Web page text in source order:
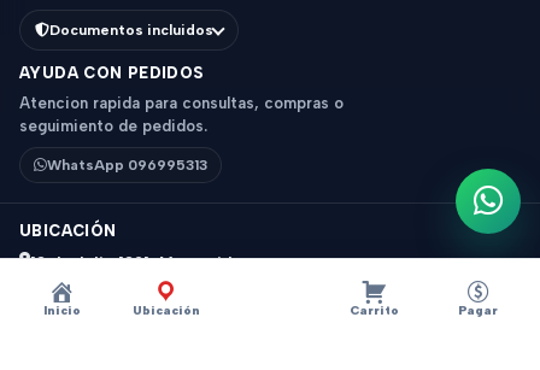
Inicio Ubicación Carrito Pagar
Documentos incluidos
AYUDA CON PEDIDOS
Atencion rapida para consultas, compras o
seguimiento de pedidos.
WhatsApp 096995313
UBICACIÓN
18 de Julio 1831, Montevideo
Horario: 9 a 18 hs